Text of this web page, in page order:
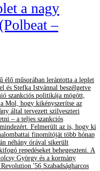
a nagy
–
élő műsorában lerántotta a leplet
és Stefka Istvánnal beszélgetve
szankciós politikája mögött,
Mol, hogy kikényszerítse az
által tervezett szilveszteri
– a teljes szankciós
Felmerült az is, hogy ki
finomítóját több hónap
néhány órával sikerült
repedéseket behegeszteni. A
György és a kormány
'56 Szabadságharcos